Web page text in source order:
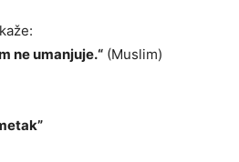
ne umanjuje.“ (Muslim)